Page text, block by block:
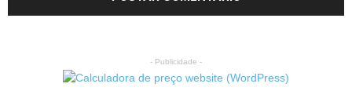
- Publicidade -